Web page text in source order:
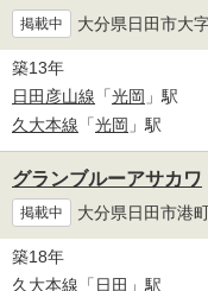
掲載中 大分県日田市大
築13年
日田彦山線 「光岡 」駅
久大本線 「光岡 」駅
グランブルーアサカワ
掲載中 大分県日田市港
築18年
久大本線 「 日田 」駅